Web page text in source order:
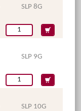
SLP 8G
SLP 9G
SLP 10G